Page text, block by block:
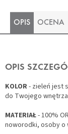
OPIS OCENA
OPIS
KOLOR- zieleń jest
do Twojego
MATERIAŁ- 100%
noworodki, osoby o